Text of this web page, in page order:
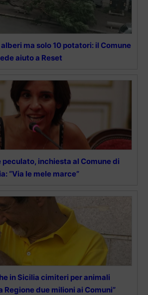
ma solo 10 potatori: il Comune
aiuto a Reset
peculato, inchiesta al Comune di
“Via le mele marce”
in Sicilia cimiteri per animali
Regione due milioni ai Comuni”